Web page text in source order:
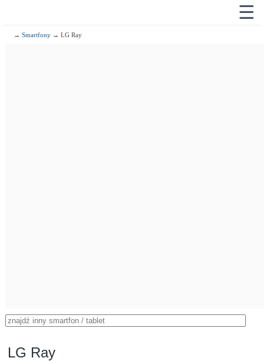
☰
→Smartfony → LG Ray
LG Ray